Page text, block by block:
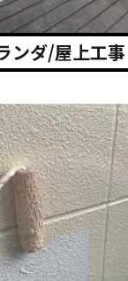
ンダ/屋上工事